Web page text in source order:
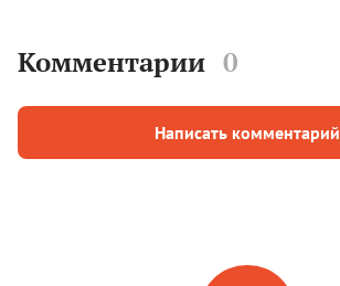
Комментарии 0
Написать комментарий